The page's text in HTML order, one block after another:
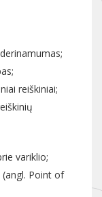
reiškiniai;
variklio;
(angl. Point of